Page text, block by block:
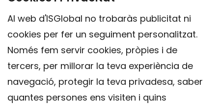
Al web d'ISGlobal no trobaràs publicitat ni
cookies per fer un seguiment personalitzat.
Només fem servir cookies, pròpies i de
tercers, per millorar la teva experiència de
navegació, protegir la teva privadesa, saber
quantes persones ens visiten i quins